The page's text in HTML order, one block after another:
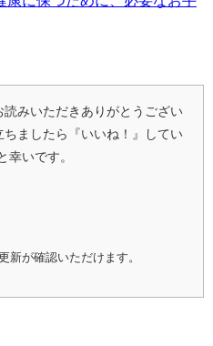
みいただきありがとうござい
ちましたら『いいね！』してい
幸いです。
が確認いただけます。